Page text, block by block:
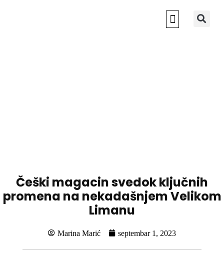
Češki magacin svedok ključnih
promena na nekadašnjem Velikom
Limanu
Marina Marić septembar 1, 2023